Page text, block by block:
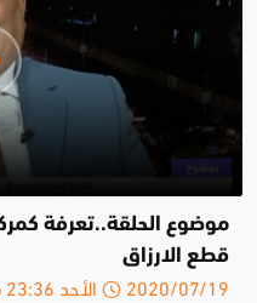
موضوع الحلقة..تعرفة
قطع الارزاق
2020/07/19 الأحد 23:36 م